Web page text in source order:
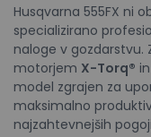
Husqvarna 555FX ni
specializirano
naloge v gozdarstvu.
motorjem X-Torq®
model zgrajen za
maksimalno
najzahtevnejših